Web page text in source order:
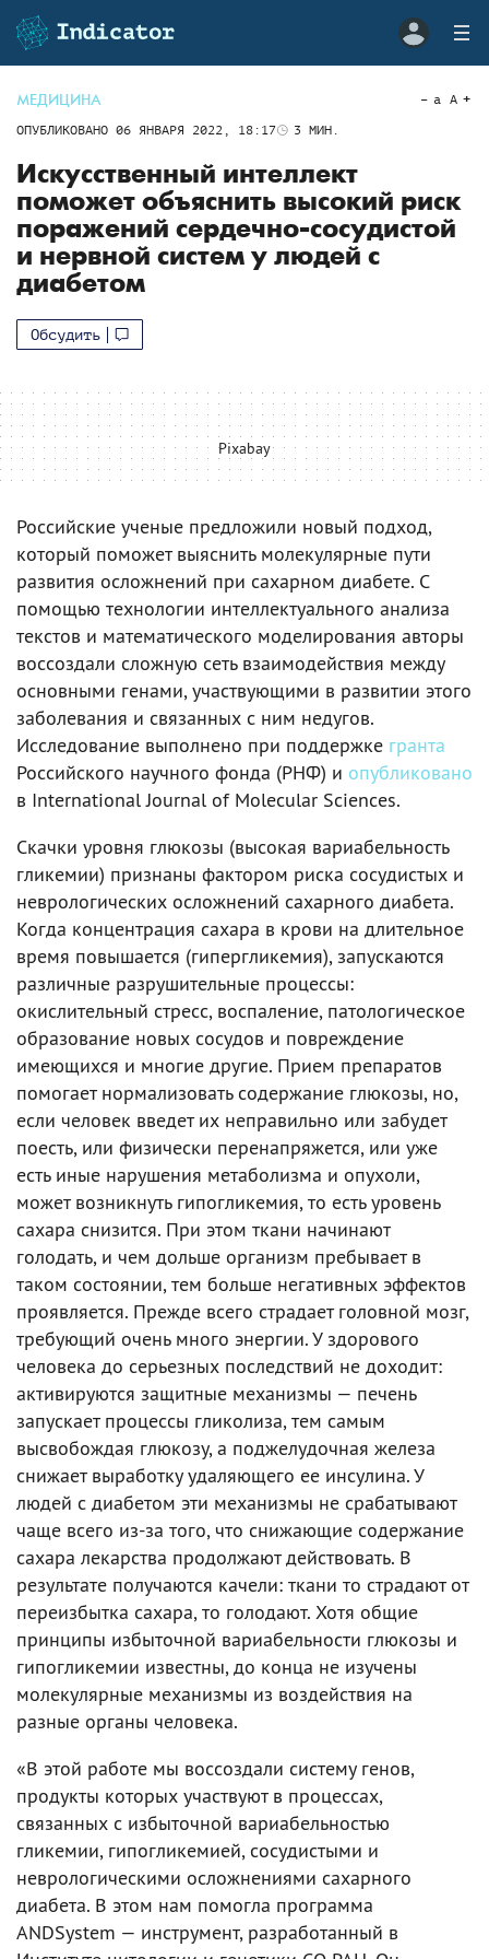
МЕДИЦИНА
ОПУБЛИКОВАНО 06 ЯНВАРЯ 2022, 18:17 3 МИН.
a A
Искусственный интеллект
поможет объяснить высокий риск
поражений сердечно-сосудистой
и нервной систем у людей с
диабетом
Обсудить
Pixabay
Российские ученые предложили новый подход,
который поможет выяснить молекулярные пути
развития осложнений при сахарном диабете. С
помощью технологии интеллектуального анализа
текстов и математического моделирования авторы
воссоздали сложную сеть взаимодействия между
основными генами, участвующими в развитии этого
заболевания и связанных с ним недугов.
Исследование выполнено при поддержке гранта
Российского научного фонда (РНФ) и опубликовано
в International Journal of Molecular Sciences.
Скачки уровня глюкозы (высокая вариабельность
гликемии) признаны фактором риска сосудистых и
неврологических осложнений сахарного диабета.
Когда концентрация сахара в крови на длительное
время повышается (гипергликемия), запускаются
различные разрушительные процессы:
окислительный стресс, воспаление, патологическое
образование новых сосудов и повреждение
имеющихся и многие другие. Прием препаратов
помогает нормализовать содержание глюкозы, но,
если человек введет их неправильно или забудет
поесть, или физически перенапряжется, или уже
есть иные нарушения метаболизма и опухоли,
может возникнуть гипогликемия, то есть уровень
сахара снизится. При этом ткани начинают
голодать, и чем дольше организм пребывает в
таком состоянии, тем больше негативных эффектов
проявляется. Прежде всего страдает головной мозг,
требующий очень много энергии. У здорового
человека до серьезных последствий не доходит:
активируются защитные механизмы — печень
запускает процессы гликолиза, тем самым
высвобождая глюкозу, а поджелудочная железа
снижает выработку удаляющего ее инсулина. У
людей с диабетом эти механизмы не срабатывают
чаще всего из-за того, что снижающие содержание
сахара лекарства продолжают действовать. В
результате получаются качели: ткани то страдают от
переизбытка сахара, то голодают. Хотя общие
принципы избыточной вариабельности глюкозы и
гипогликемии известны, до конца не изучены
молекулярные механизмы из воздействия на
разные органы человека.
«В этой работе мы воссоздали систему генов,
продукты которых участвуют в процессах,
связанных с избыточной вариабельностью
гликемии, гипогликемией, сосудистыми и
неврологическими осложнениями сахарного
диабета. В этом нам помогла программа
ANDSystem — инструмент, разработанный в